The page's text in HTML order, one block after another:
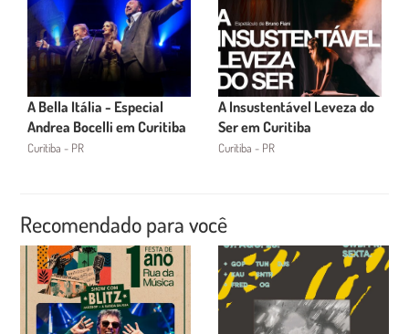
A Bella Itália - Especial
Andrea Bocelli em Curitiba
Curitiba - PR
A Insustentável Leveza do
Ser em Curitiba
Curitiba - PR
Recomendado para você